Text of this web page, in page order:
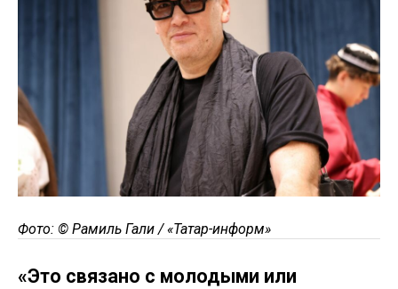
Фото: © Рамиль Гали / «Татар-информ»
«Это связано с молодыми или